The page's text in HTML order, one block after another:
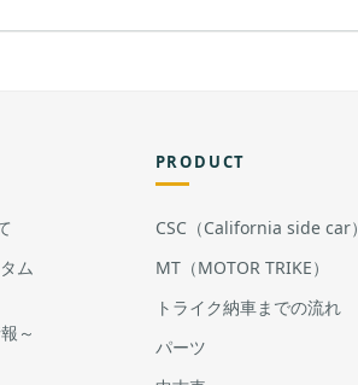
ム
～
PRODUCT
CSC（California side car）
MT（MOTOR TRIKE）
トライク納車までの流れ
パーツ